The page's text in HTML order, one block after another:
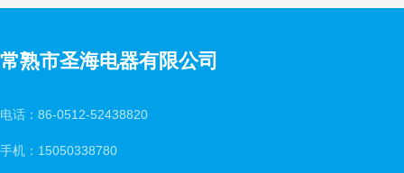
常熟市圣海电器有限公司
电话：86-0512-52438820
手机：15050338780